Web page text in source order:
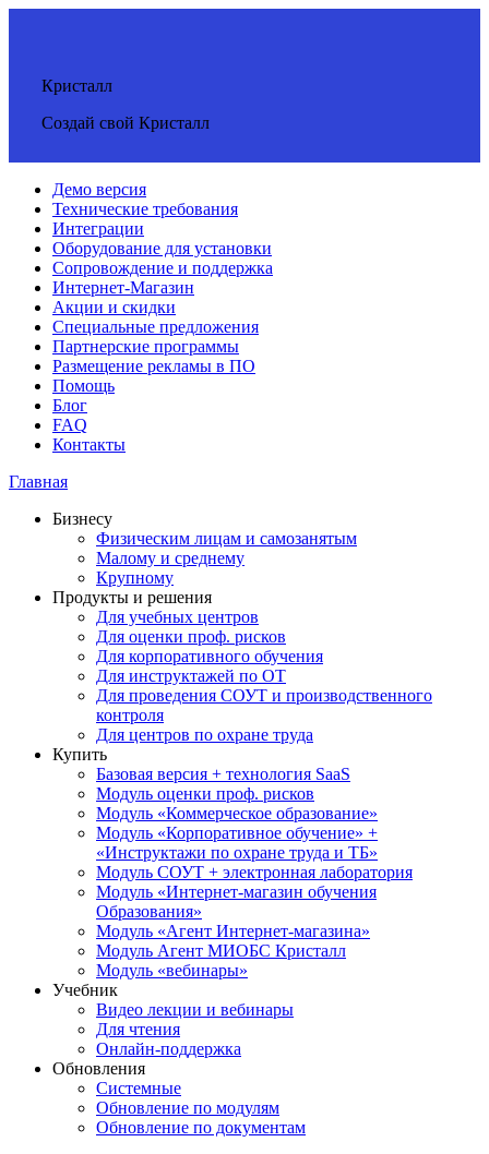
Кристалл
Создай свой Кристалл
Демо версия
Технические требования
Интеграции
Оборудование для установки
Сопровождение и поддержка
Интернет-Магазин
Акции и скидки
Специальные предложения
Партнерские программы
Размещение рекламы в ПО
Помощь
Блог
FAQ
Контакты
Главная
Бизнесу
Физическим лицам и самозанятым
Малому и среднему
Крупному
Продукты и решения
Для учебных центров
Для оценки проф. рисков
Для корпоративного обучения
Для инструктажей по ОТ
Для проведения СОУТ и производственного
контроля
Для центров по охране труда
Купить
Базовая версия + технология SaaS
Модуль оценки проф. рисков
Модуль «Коммерческое образование»
Модуль «Корпоративное обучение» +
«Инструктажи по охране труда и ТБ»
Модуль СОУТ + электронная лаборатория
Модуль «Интернет-магазин обучения
Образования»
Модуль «Агент Интернет-магазина»
Модуль Агент МИОБС Кристалл
Модуль «вебинары»
Учебник
Видео лекции и вебинары
Для чтения
Онлайн-поддержка
Обновления
Системные
Обновление по модулям
Обновление по документам